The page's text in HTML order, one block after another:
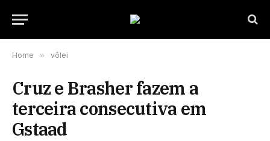
Home » vôlei
Cruz e Brasher fazem a
terceira consecutiva em
Gstaad